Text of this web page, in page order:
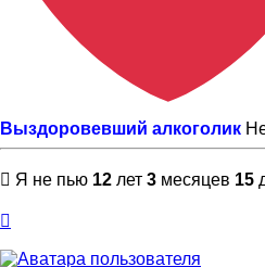
Выздоровевший алкоголик
Я не пью 12 лет 3 месяцев 15
началу